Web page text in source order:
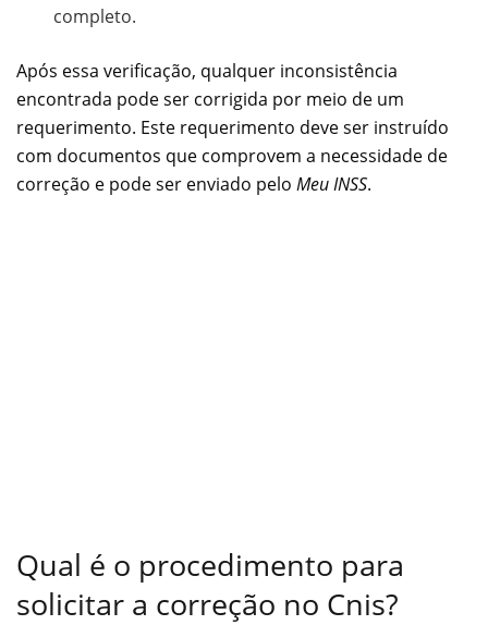
completo.
Após essa verificação, qualquer inconsistência
encontrada pode ser corrigida por meio de um
requerimento. Este requerimento deve ser instruído
com documentos que comprovem a necessidade de
correção e pode ser enviado pelo Meu INSS.
Qual é o procedimento para
solicitar a correção no Cnis?